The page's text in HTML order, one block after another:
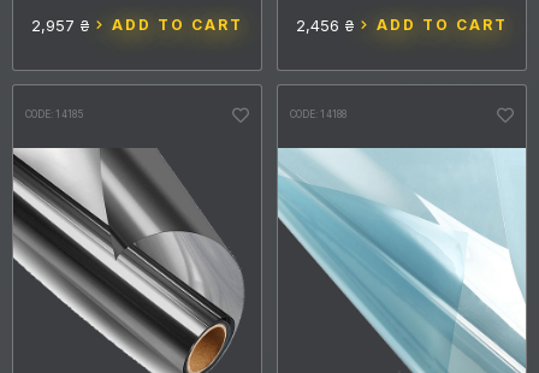
2,957 ₴ ADD TO CART 2,456 ₴ ADD TO CART
CODE: 14185 CODE: 14188